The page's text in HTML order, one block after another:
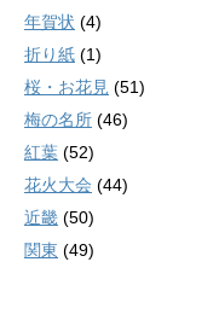
年賀状 (4)
折り紙 (1)
桜・お花見 (51)
梅の名所 (46)
紅葉 (52)
花火大会 (44)
近畿 (50)
関東 (49)